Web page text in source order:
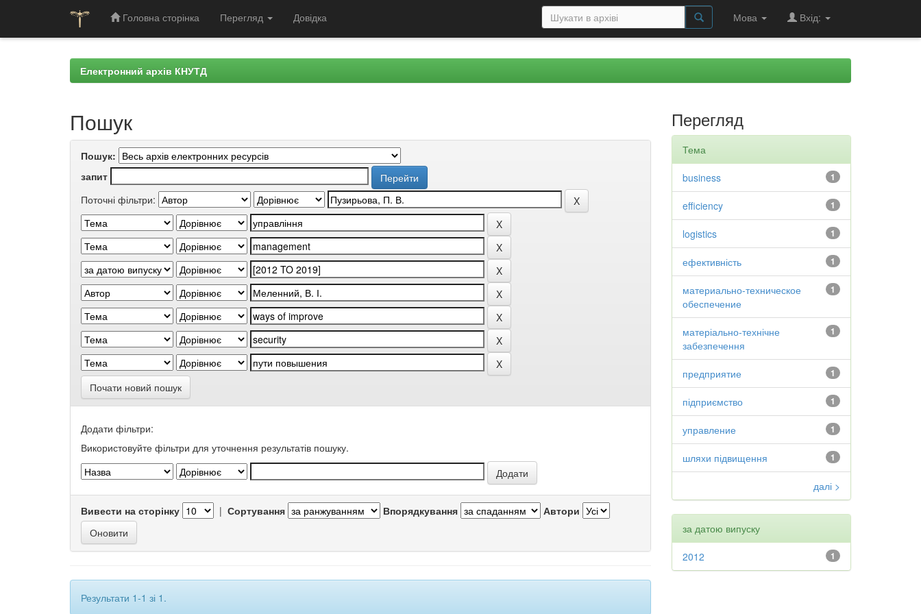
Головна сторінка Перегляд Довідка Мова Вхід:
Електронний архів КНУТД
Пошук
Пошук:
запит
Поточні фільтри:
Почати новий пошук
Додати фільтри:
Використовуйте фільтри для уточнення результатів пошуку.
Вивести на сторінку | Сортування Впорядкування Автори
Результати 1-1 зі 1.
Перегляд
Тема
1
business
1
efficiency
1
logistics
1
ефективність
1
материально-техническое
обеспечение
1
матеріально-технічне
забезпечення
1
предприятие
1
підприємство
1
управление
1
шляхи підвищення
далі >
за датою випуску
1
2012